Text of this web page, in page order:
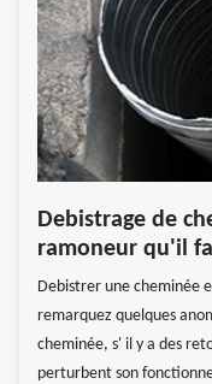
Debistrage de
ramoneur qu'il
Debistrer une cheminée
remarquez quelques
cheminée, s' il y a des
perturbent son